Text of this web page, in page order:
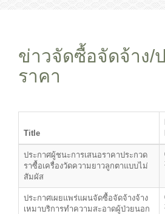
ข่าวจัดซื้อจัดจ้าง/
ราคา
Title
ประกาศผู้ชนะการเสนอราคาประกวด
ราซื้อเครื่องวัดความยาวลูกตาแบบไม่
สัมผัส
ประกาศเผยแพร่แผนจัดซื้อจัดจ้างจ้าง
เหมาบริการทำความสะอาดผู้ป่วยนอก